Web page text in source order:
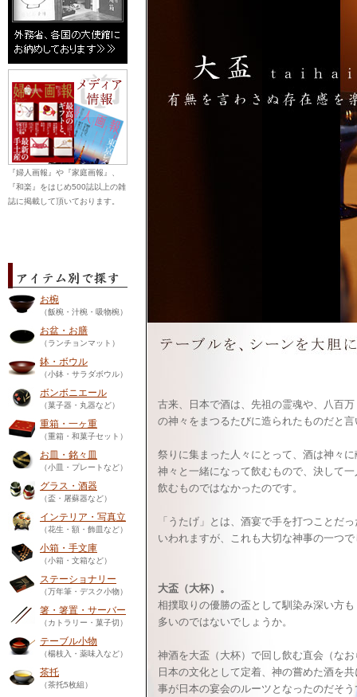
『婦人画報』や『家庭画報』、
『和楽』をはじめ500誌以上の雑
誌に掲載して頂いております。
お椀
（飯椀・汁椀・吸物椀）
お盆・お膳
（ランチョンマット）
鉢・ボウル
（小鉢・サラダボウル）
ボンボニエール
（菓子器・丸器など）
重箱・一ヶ重
（重箱・和菓子セット）
お皿・銘々皿
（小皿・プレートなど）
グラス・酒器
（盃・屠蘇器など）
インテリア・写真立
（花生・額・飾皿など）
小箱・手文庫
（小箱・文箱など）
ステーショナリー
（万年筆・デスク小物）
箸・箸置・サーバー
（カトラリー・菓子切）
テーブル小物
（楊枝入・薬味入など）
茶托
（茶托5枚組）
古来、日本で酒は、先祖の霊魂や、八百万
の神々をまつるたびに造られたものだと言
祭りに集まった人々にとって、酒は神々に
神々と一緒になって飲むもので、決して一
飲むものではなかったのです。
「うたげ」とは、酒宴で手を打つことだっ
いわれますが、これも大切な神事の一つで
大盃（大杯）。
相撲取りの優勝の盃として馴染み深い方も
多いのではないでしょうか。
神酒を大盃（大杯）で回し飲む直会（なお
日本の文化として定着、神の嘗めた酒を共
事が日本の宴会のルーツとなったのだそう